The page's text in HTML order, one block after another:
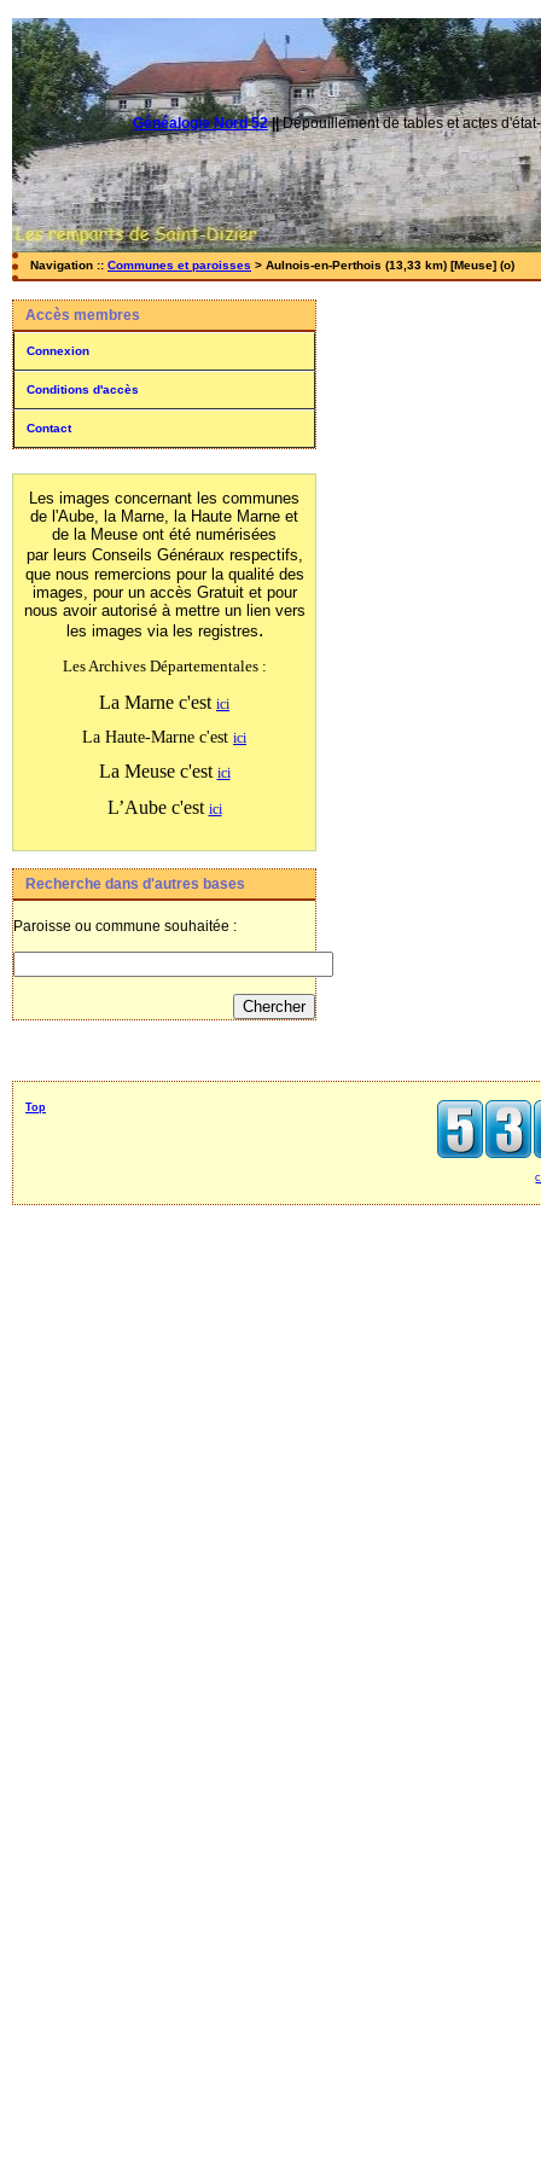
Généalogie Nord 52||Dépouillement de tables et actes
Navigation :: Communes et paroisses > Aulnois-en-Perthois (13,33 km) [Meuse] (o)
Accès membres
Connexion
Conditions d'accès
Contact
Les images concernant les communes
de l'Aube, la Marne, la Haute Marne et
de la Meuse ont été numérisées
par leurs Conseils Généraux respectifs,
que nous remercions pour la qualité des
images, pour un accès Gratuit et pour
nous avoir autorisé à mettre un lien vers
les images via les registres.
Les Archives Départementales :
La Marne c'est ici
La Haute-Marne c'est ici
La Meuse c'est ici
L’Aube c'est ici
Recherche dans d'autres bases
Paroisse ou commune souhaitée :
Top